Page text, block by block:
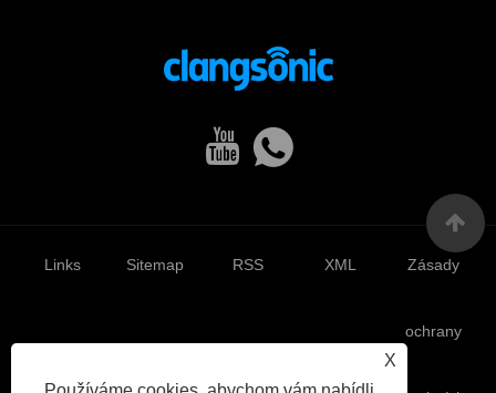
X
Links Sitemap RSS XML Zásady
ochrany